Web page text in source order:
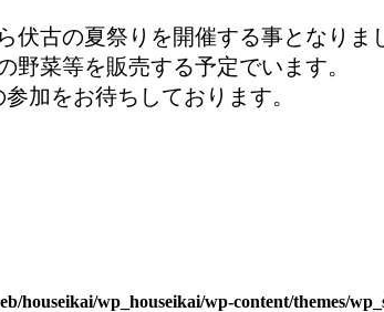
古の夏祭りを開催する事となりま
野菜等を販売する予定でいます。
加をお待ちしております。
houseikai/wp_houseikai/wp-content/themes/